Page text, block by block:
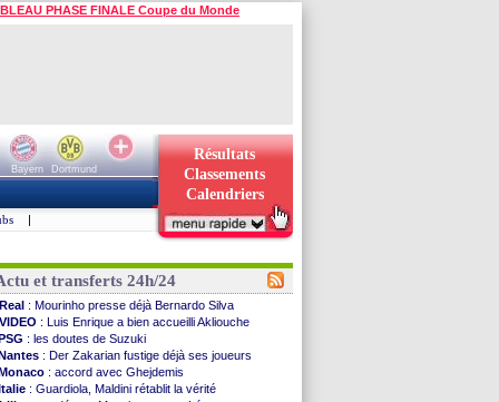
PHASE FINALE Coupe du Monde
Bayern
Dortmund
Résultats
Classements
Calendriers
|
et transferts 24h/24
Real : Mourinho presse déjà Bernardo Silva
VIDEO : Luis Enrique a bien accueilli Akliouche
: les doutes de Suzuki
: Der Zakarian fustige déjà ses joueurs
: accord avec Ghejdemis
: Guardiola, Maldini rétablit la vérité